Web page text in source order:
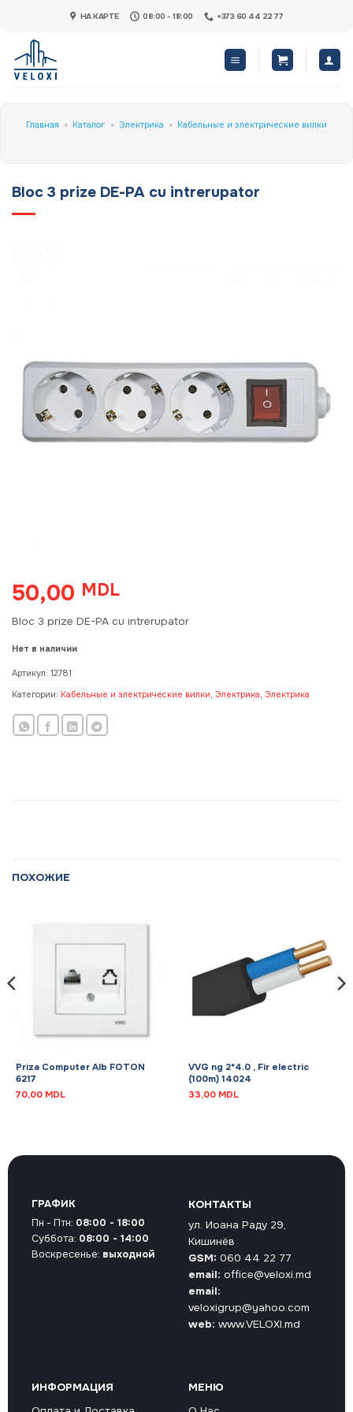
content
НА КАРТЕ 08:00 - 18:00 +373 60 44 22 77
Главная » Каталог » Электрика » Кабельные и электрические вилки
Bloc 3 prize DE-PA cu intrerupator
50,00 MDL
Bloc 3 prize DE-PA cu intrerupator
Нет в наличии
Артикул: 12781
Категории: Кабельные и электрические вилки, Электрика, Электрика
ПОХОЖИЕ
Priza Computer Alb FOTON
6217
70,00 MDL
VVG ng 2*4.0 , Fir electric
(100m) 14024
33,00 MDL
КОНТАКТЫ
ул. Иоана Раду 29,
Кишинёв
GSM: 060 44 22 77
email: office@veloxi.md
email:
veloxigrup@yahoo.com
web: www.VELOXI.md
ИНФОРМАЦИЯ
МЕНЮ
ГРАФИК
Пн - Птн: 08:00 - 18:00
Суббота: 08:00 - 14:00
Воскресенье: выходной